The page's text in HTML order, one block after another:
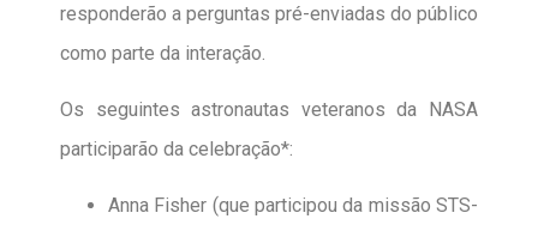
responderão a perguntas pré-enviadas do público
como parte da interação.
Os seguintes astronautas veteranos da NASA
participarão da celebração*:
Anna Fisher (que participou da missão STS-